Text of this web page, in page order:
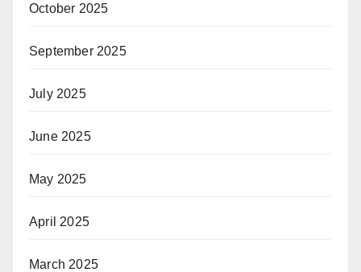
October 2025
September 2025
July 2025
June 2025
May 2025
April 2025
March 2025